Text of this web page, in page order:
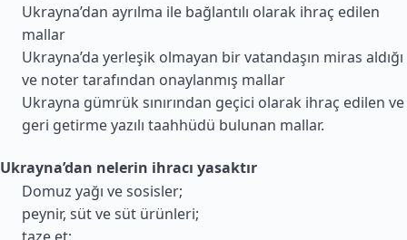
Ukrayna’dan ayrılma ile bağlantılı olarak ihraç edilen
mallar
Ukrayna’da yerleşik olmayan bir vatandaşın miras aldığı
ve noter tarafından onaylanmış mallar
Ukrayna gümrük sınırından geçici olarak ihraç edilen ve
geri getirme yazılı taahhüdü bulunan mallar.
Ukrayna’dan nelerin ihracı yasaktır
Domuz yağı ve sosisler;
peynir, süt ve süt ürünleri;